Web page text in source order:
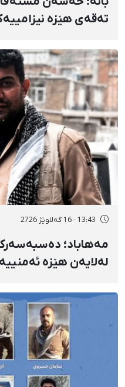
تەقەی هێزە
13:43 - 16 گەلاوێژ 2726
مەهاباد؛
لەلایەن هێزە